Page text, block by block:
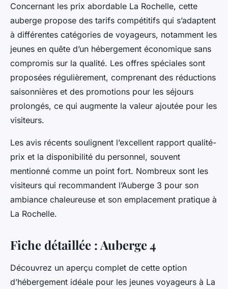
Concernant les prix abordable La Rochelle, cette
auberge propose des tarifs compétitifs qui s’adaptent
à différentes catégories de voyageurs, notamment les
jeunes en quête d’un hébergement économique sans
compromis sur la qualité. Les offres spéciales sont
proposées régulièrement, comprenant des réductions
saisonnières et des promotions pour les séjours
prolongés, ce qui augmente la valeur ajoutée pour les
visiteurs.
Les avis récents soulignent l’excellent rapport qualité-
prix et la disponibilité du personnel, souvent
mentionné comme un point fort. Nombreux sont les
visiteurs qui recommandent l’Auberge 3 pour son
ambiance chaleureuse et son emplacement pratique à
La Rochelle.
Fiche détaillée : Auberge 4
Découvrez un aperçu complet de cette option
d’hébergement idéale pour les jeunes voyageurs à La